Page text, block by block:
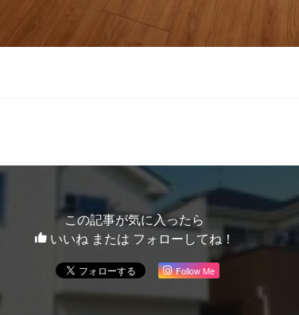
この記事が気に入ったら
いいね または フォローしてね！
Follow Me